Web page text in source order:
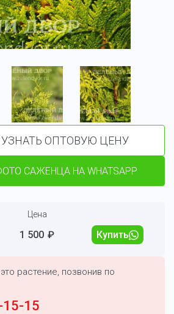
УЗНАТЬ ОПТОВУЮ ЦЕНУ
САЖЕНЦА НА WHATSAPP
Цена
1 500 ₽ Купить
растение, позвонив по
15-15